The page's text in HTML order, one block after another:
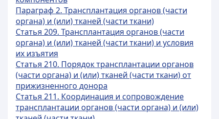
Параграф 2. Трансплантация органов (части
органа) и (или) тканей (части ткани)
Статья 209. Трансплантация органов (части
органа) и (или) тканей (части ткани) и условия
их изъятия
Статья 210. Порядок трансплантации органов
(части органа) и (или) тканей (части ткани) от
прижизненного донора
Статья 211. Координация и сопровождение
трансплантации органов (части органа) и (или)